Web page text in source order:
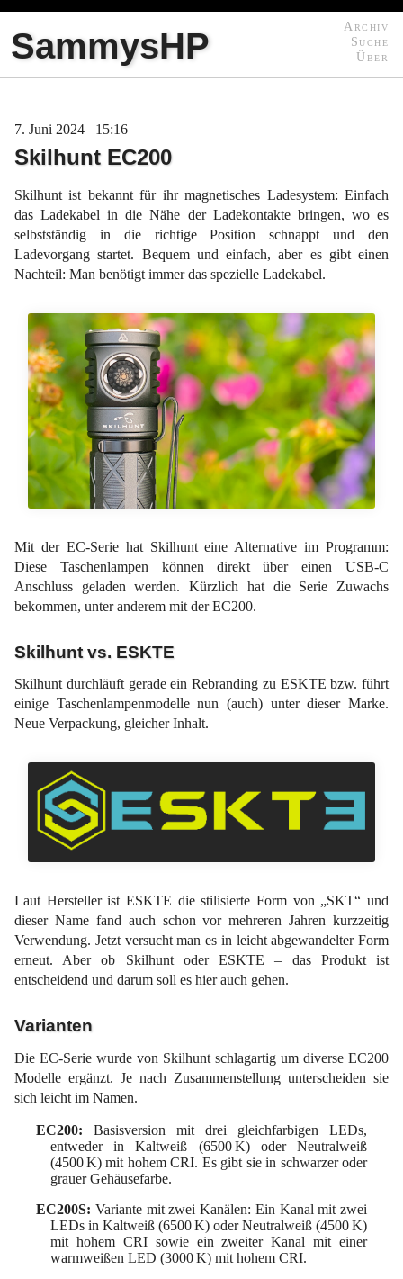
Archiv
Suche
Über
SammysHP
7 Juni 2024 15:16
Skilhunt EC200
Skilhunt ist bekannt für ihr magnetisches Ladesystem: Einfach
das Ladekabel in die Nähe der Ladekontakte bringen, wo es
selbstständig in die richtige Position schnappt und den
Ladevorgang startet. Bequem und einfach, aber es gibt einen
Nachteil: Man benötigt immer das spezielle Ladekabel.
Mit der EC-Serie hat Skilhunt eine Alternative im Programm:
Diese Taschenlampen können direkt über einen USB-C
Anschluss geladen werden. Kürzlich hat die Serie Zuwachs
bekommen, unter anderem mit der EC200.
Skilhunt vs. ESKTE
Skilhunt durchläuft gerade ein Rebranding zu ESKTE bzw. führt
einige Taschenlampenmodelle nun (auch) unter dieser Marke.
Neue Verpackung, gleicher Inhalt.
Laut Hersteller ist ESKTE die stilisierte Form von „SKT“ und
dieser Name fand auch schon vor mehreren Jahren kurzzeitig
Verwendung. Jetzt versucht man es in leicht abgewandelter Form
erneut. Aber ob Skilhunt oder ESKTE – das Produkt ist
entscheidend und darum soll es hier auch gehen.
Varianten
Die EC-Serie wurde von Skilhunt schlagartig um diverse EC200
Modelle ergänzt. Je nach Zusammenstellung unterscheiden sie
sich leicht im Namen.
EC200:
Basisversion mit drei gleichfarbigen LEDs,
entweder in Kaltweiß (6500 K) oder Neutralweiß
(4500 K) mit hohem CRI. Es gibt sie in schwarzer oder
grauer Gehäusefarbe.
EC200S: Variante mit zwei Kanälen: Ein Kanal mit zwei
LEDs in Kaltweiß (6500 K) oder Neutralweiß (4500 K)
mit hohem CRI sowie ein zweiter Kanal mit einer
warmweißen LED (3000 K) mit hohem CRI.